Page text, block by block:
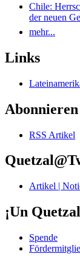
Chile:
der neuen
mehr...
Links
Abonnieren
RSS Artikel
Artikel |
¡Un
Spende